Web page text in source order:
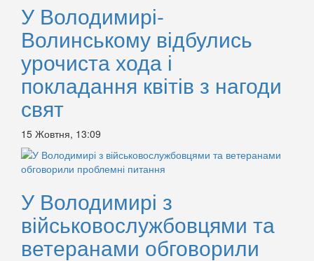
У Володимирі-
Волинському відбулись
урочиста хода і
покладання квітів з нагоди
свят
15 Жовтня, 13:09
У Володимирі з
військовослужбовцями та
ветеранами обговорили